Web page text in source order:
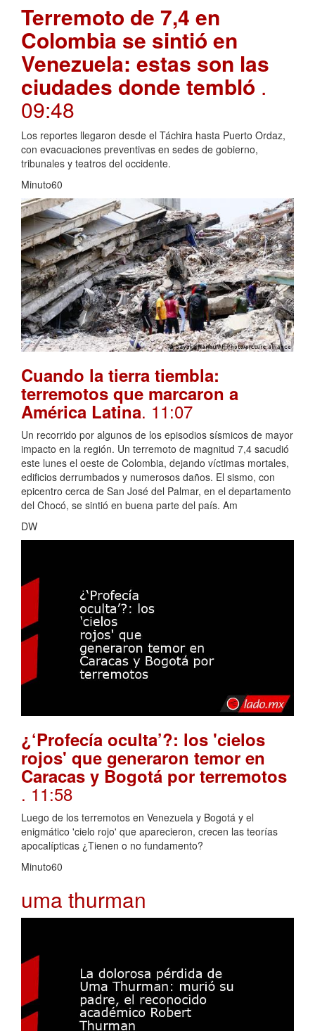
Terremoto de 7,4 en
Colombia se sintió en
Venezuela: estas son las
ciudades donde tembló .
09:48
Los reportes llegaron desde el Táchira hasta Puerto Ordaz,
con evacuaciones preventivas en sedes de gobierno,
tribunales y teatros del occidente.
Minuto60
Cuando la tierra tiembla:
terremotos que marcaron a
América Latina. 11:07
Un recorrido por algunos de los episodios sísmicos de mayor
impacto en la región. Un terremoto de magnitud 7,4 sacudió
este lunes el oeste de Colombia, dejando víctimas mortales,
edificios derrumbados y numerosos daños. El sismo, con
epicentro cerca de San José del Palmar, en el departamento
del Chocó, se sintió en buena parte del país. Am
DW
¿‘Profecía oculta’?: los 'cielos
rojos' que generaron temor en
Caracas y Bogotá por terremotos
. 11:58
Luego de los terremotos en Venezuela y Bogotá y el
enigmático 'cielo rojo' que aparecieron, crecen las teorías
apocalípticas ¿Tienen o no fundamento?
Minuto60
uma thurman